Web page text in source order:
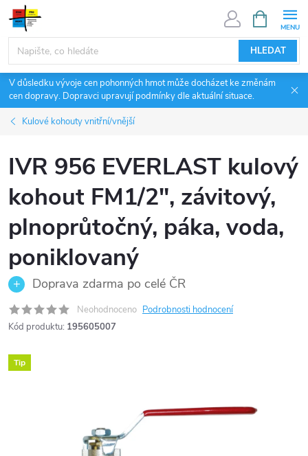
Přejít
obsah
HLEDAT
NÁKUPNÍ
KOŠÍK
V důsledku vývoje cen pohonných hmot může docházet ke změnám
cen dopravy. Dopravci upravují podmínky dle aktuální situace.
Kulové kohouty vnitřní/vnější
IVR 956 EVERLAST kulový
kohout FM1/2", závitový,
plnoprůtočný, páka, voda,
poniklovaný
Doprava zdarma po celé ČR
Neohodnoceno Podrobnosti hodnocení
Kód produktu: 195605007
Tip